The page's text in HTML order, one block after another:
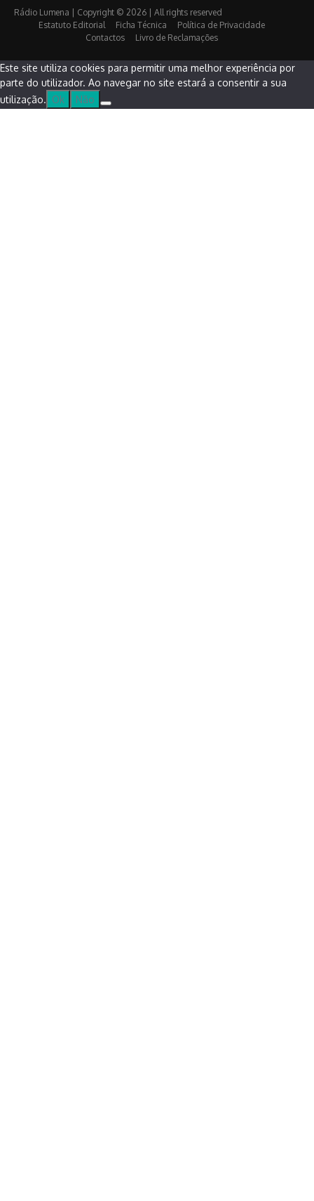
Rádio Lumena | Copyright © 2026 | All rights reserved
Estatuto Editorial
Ficha Técnica
Política de Privacidade
Contactos
Livro de Reclamações
Este site utiliza cookies para permitir uma melhor experiência por
parte do utilizador. Ao navegar no site estará a consentir a sua
utilização. Ok Não